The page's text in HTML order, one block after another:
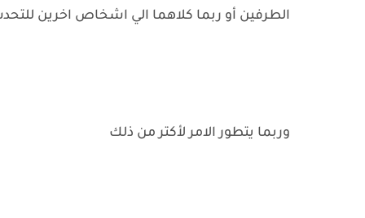
الطرفين أو ربما كلاهما الي اشخاص اخرين
وربما يتطور الامر لأكتر من ذلك